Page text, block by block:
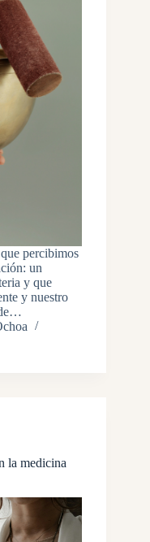
percibimos
un
y que
y nuestro
la medicina